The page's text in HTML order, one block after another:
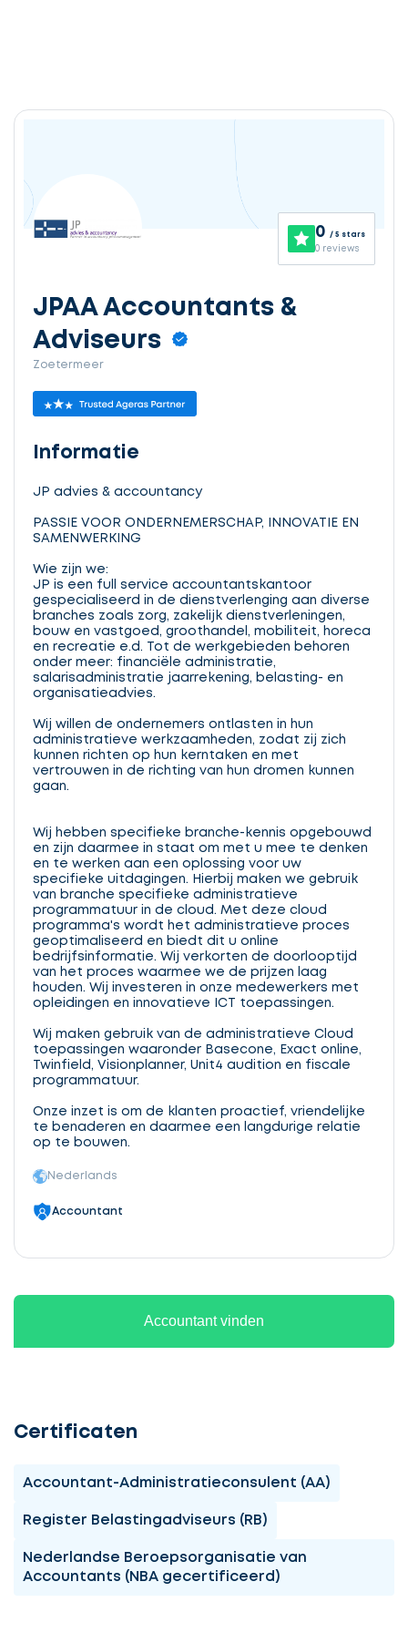
0 / 5 stars
0 reviews
JPAA Accountants &
Adviseurs
Zoetermeer
Informatie
JP advies & accountancy
PASSIE VOOR ONDERNEMERSCHAP, INNOVATIE EN
SAMENWERKING
Wie zijn we:
JP is een full service accountantskantoor
gespecialiseerd in de dienstverlenging aan diverse
branches zoals zorg, zakelijk dienstverleningen,
bouw en vastgoed, groothandel, mobiliteit, horeca
en recreatie e.d. Tot de werkgebieden behoren
onder meer: financiële administratie,
salarisadministratie jaarrekening, belasting- en
organisatieadvies.
Wij willen de ondernemers ontlasten in hun
administratieve werkzaamheden, zodat zij zich
kunnen richten op hun kerntaken en met
vertrouwen in de richting van hun dromen kunnen
gaan.
Wij hebben specifieke branche-kennis opgebouwd
en zijn daarmee in staat om met u mee te denken
en te werken aan een oplossing voor uw
specifieke uitdagingen. Hierbij maken we gebruik
van branche specifieke administratieve
programmatuur in de cloud. Met deze cloud
programma's wordt het administratieve proces
geoptimaliseerd en biedt dit u online
bedrijfsinformatie. Wij verkorten de doorlooptijd
van het proces waarmee we de prijzen laag
houden. Wij investeren in onze medewerkers met
opleidingen en innovatieve ICT toepassingen.
Wij maken gebruik van de administratieve Cloud
toepassingen waaronder Basecone, Exact online,
Twinfield, Visionplanner, Unit4 audition en fiscale
programmatuur.
Onze inzet is om de klanten proactief, vriendelijke
te benaderen en daarmee een langdurige relatie
op te bouwen.
Nederlands
Accountant
Accountant vinden
Certificaten
Accountant-Administratieconsulent (AA)
Register Belastingadviseurs (RB)
Nederlandse Beroepsorganisatie van
Accountants (NBA gecertificeerd)
Ontvang